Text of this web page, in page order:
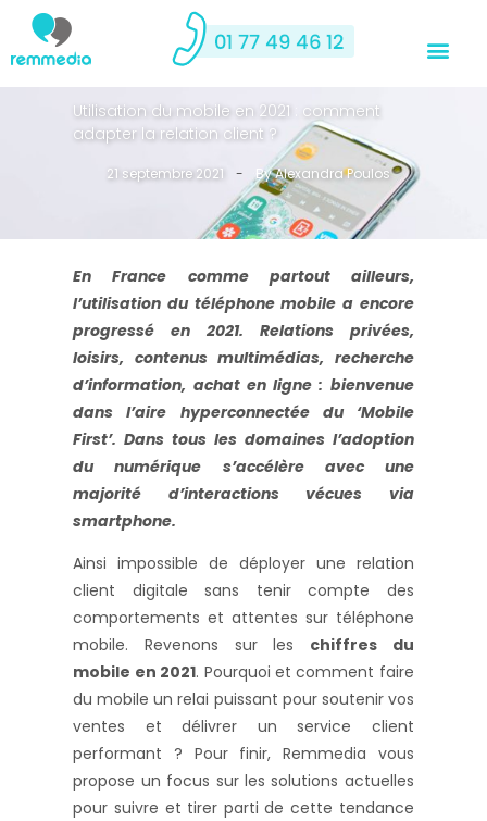
Utilisation du mobile en 2021 : comment
adapter la relation client ?
21 septembre 2021 - ByAlexandra Poulos
En France comme partout ailleurs,
l’utilisation du téléphone mobile a encore
progressé en 2021. Relations privées,
loisirs, contenus multimédias, recherche
d’information, achat en ligne : bienvenue
dans l’aire hyperconnectée du ‘Mobile
First’. Dans tous les domaines l’adoption
du numérique s’accélère avec une
majorité d’interactions vécues via
smartphone.
Ainsi impossible de déployer une relation
client digitale sans tenir compte des
comportements et attentes sur téléphone
mobile. Revenons sur les chiffres du
mobile en 2021. Pourquoi et comment faire
du mobile un relai puissant pour soutenir vos
ventes et délivrer un service client
performant ? Pour finir, Remmedia vous
propose un focus sur les solutions actuelles
pour suivre et tirer parti de cette tendance